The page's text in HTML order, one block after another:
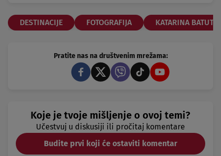
DESTINACIJE FOTOGRAFIJA KATARINA BATUTA
Pratite nas na društvenim mrežama:
Koje je tvoje mišljenje o ovoj temi?
Učestvuj u diskusiji ili pročitaj komentare
Budite prvi koji će ostaviti komentar